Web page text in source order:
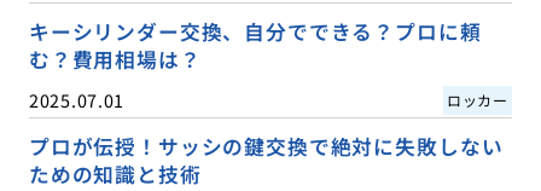
キーシリンダー交換、自分でできる？プロに頼
む？費用相場は？
2025.07.01 ロッカー
プロが伝授！サッシの鍵交換で絶対に失敗しない
ための知識と技術